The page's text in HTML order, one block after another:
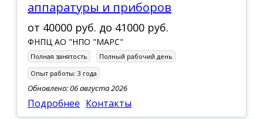
аппаратуры и приборов
от 40000 руб. до 41000 руб.
ФНПЦ АО "НПО "МАРС"
Полная занятость
Полный рабочий день
Опыт работы: 3 года
Обновлено: 06 августа 2026
Подробнее Контакты